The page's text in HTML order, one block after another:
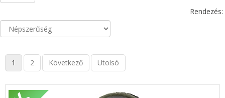
Rendezés:
1 2 Következő Utolsó